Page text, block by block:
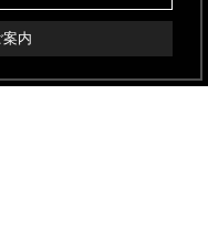
内